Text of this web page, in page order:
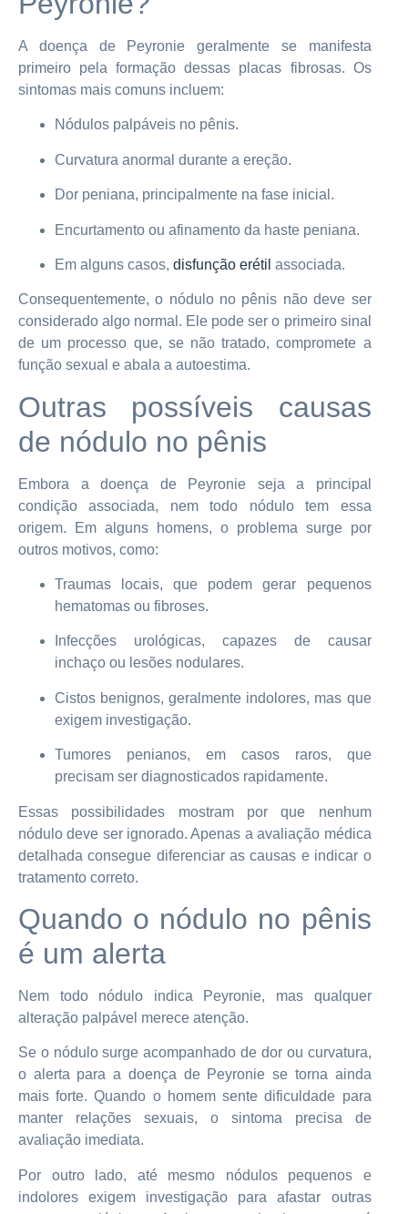
A doença de Peyronie geralmente se manifesta
primeiro pela formação dessas placas fibrosas. Os
sintomas mais comuns incluem:
Nódulos palpáveis no pênis.
Curvatura anormal durante a ereção.
Dor peniana, principalmente na fase inicial.
Encurtamento ou afinamento da haste peniana.
Em alguns casos, disfunção erétil associada.
Consequentemente, o nódulo no pênis não deve ser
considerado algo normal. Ele pode ser o primeiro sinal
de um processo que, se não tratado, compromete a
função sexual e abala a autoestima.
Outras possíveis causas
de nódulo no pênis
Embora a doença de Peyronie seja a principal
condição associada, nem todo nódulo tem essa
origem. Em alguns homens, o problema surge por
outros motivos, como:
Traumas locais, que podem gerar pequenos
hematomas ou fibroses.
Infecções urológicas, capazes de causar
inchaço ou lesões nodulares.
Cistos benignos, geralmente indolores, mas que
exigem investigação.
Tumores penianos, em casos raros, que
precisam ser diagnosticados rapidamente.
Essas possibilidades mostram por que nenhum
nódulo deve ser ignorado. Apenas a avaliação médica
detalhada consegue diferenciar as causas e indicar o
tratamento correto.
Quando o nódulo no pênis
é um alerta
Nem todo nódulo indica Peyronie, mas qualquer
alteração palpável merece atenção.
Se o nódulo surge acompanhado de dor ou curvatura,
o alerta para a doença de Peyronie se torna ainda
mais forte. Quando o homem sente dificuldade para
manter relações sexuais, o sintoma precisa de
avaliação imediata.
Por outro lado, até mesmo nódulos pequenos e
indolores exigem investigação para afastar outras